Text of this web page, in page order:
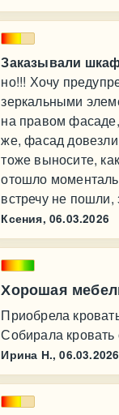
Заказывали
но!!! Хочу
зеркальными
на правом
же, фасад
тоже выносите,
отошло
встречу не пошли,
Ксения, 06.03.2026
Хорошая
Приобрела
Собирала
Ирина Н., 06.03.2026